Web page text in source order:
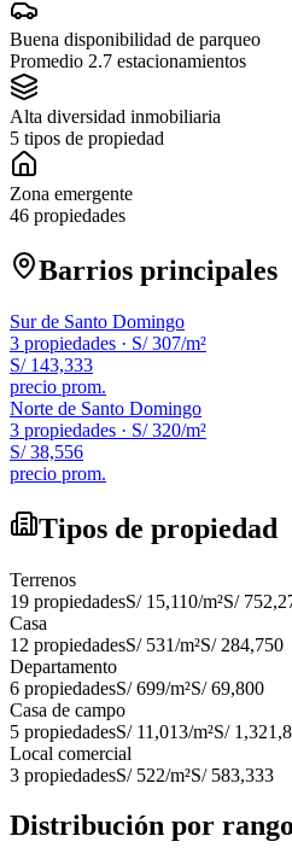
Buena disponibilidad de parqueo
Promedio 2.7 estacionamientos
Alta diversidad inmobiliaria
5 tipos de propiedad
Zona emergente
46 propiedades
Barrios principales
Sur de Santo Domingo
3 propiedades · S/ 307/m²
S/ 143,333
precio prom.
Norte de Santo Domingo
3 propiedades · S/ 320/m²
S/ 38,556
precio prom.
Tipos de propiedad
Terrenos
19 propiedadesS/ 15,110/m²S/
Casa
12 propiedadesS/ 531/m²S/ 284,750
Departamento
6 propiedadesS/ 699/m²S/ 69,800
Casa de campo
5 propiedadesS/ 11,013/m²S/
Local comercial
3 propiedadesS/ 522/m²S/ 583,333
Distribución por